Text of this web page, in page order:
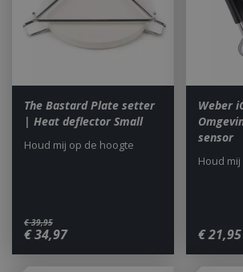
The Bastard Plate setter
| Heat deflector Small
€ 39,95
€34,97
Houd mij op de hoogte
Weber
sensor
€21,95
Houd